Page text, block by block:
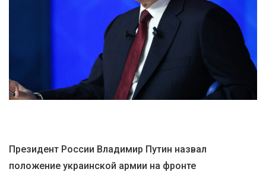
Президент России Владимир Путин назвал
положение украинской армии на фронте